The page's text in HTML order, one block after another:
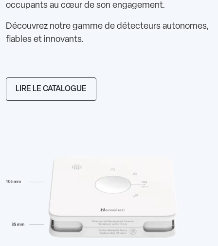
occupants au cœur de son engagement.
Découvrez notre gamme de détecteurs autonomes,
fiables et innovants.
LIRE LE CATALOGUE